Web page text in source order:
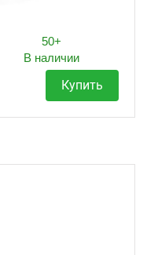
50+
В наличии
Купить